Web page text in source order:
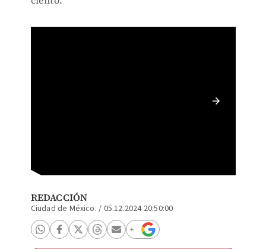
REDACCIÓN
Ciudad de México. / 05.12.2024 20:50:00